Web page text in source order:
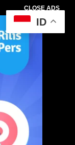
CLOSE ADS
ID